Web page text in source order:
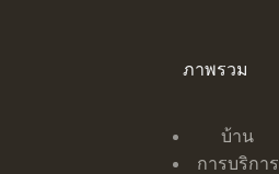
ภาพรวม
บ้าน
การบริการ